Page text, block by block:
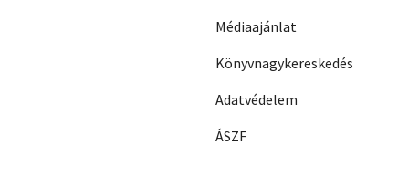
Médiaajánlat
Könyvnagykereskedés
Adatvédelem
ÁSZF